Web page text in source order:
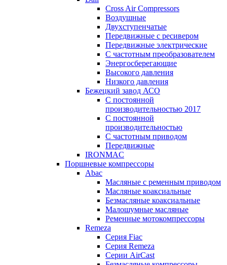
Cross Air Compressors
Воздушные
Двухступенчатые
Передвижные с ресивером
Передвижные электрические
С частотным преобразователем
Энергосберегающие
Высокого давления
Низкого давления
Бежецкий завод АСО
C постоянной
производительностью 2017
C постоянной
производительностью
С частотным приводом
Передвижные
IRONMAC
Поршневые компрессоры
Abac
Масляные с ременным приводом
Маcляные коаксиальные
Безмаcляные коаксиальные
Малошумные масляные
Ременные мотокомпрессоры
Remeza
Серия Fiac
Серия Remeza
Серии AirCast